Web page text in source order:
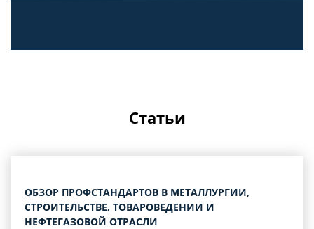
Статьи
ОБЗОР ПРОФСТАНДАРТОВ В МЕТАЛЛУРГИИ,
СТРОИТЕЛЬСТВЕ, ТОВАРОВЕДЕНИИ И
НЕФТЕГАЗОВОЙ ОТРАСЛИ